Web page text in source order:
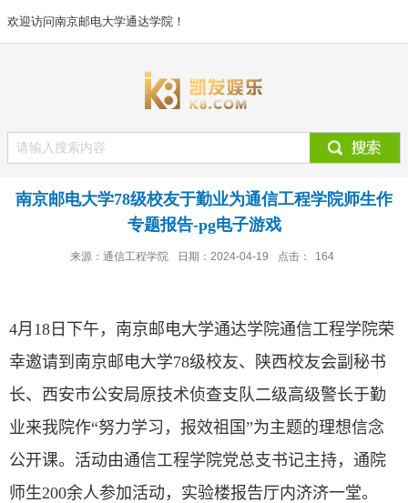
欢迎访问南京邮电大学通达学院！
南京邮电大学78级校友于勤业为通信工程学院师生作
专题报告-pg电子游戏
来源：通信工程学院 日期：2024-04-19 点击： 164
4月 18 日下午，南京邮电大学通达学院通信工程学院荣
幸邀请到南京邮电大学78级校友、陕西校友会副秘书
长、西安市公安局原技术侦查支队二级高级警长于勤
业来我院作“努力学习，报效祖国”为主题的理想信念
公开课。活动由通信工程学院党总支书记主持，通院
师生200余人参加活动，实验楼报告厅内济济一堂。